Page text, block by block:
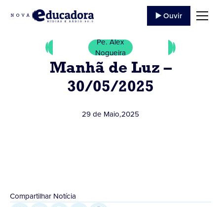
▶️ Ouvir
Pe. Alex
Nogueira
Manhã de Luz –
30/05/2025
29 de Maio,2025
Compartilhar Notícia